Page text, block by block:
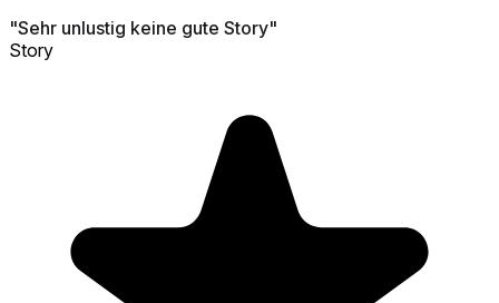
"Sehr unlustig keine gute Story"
Story